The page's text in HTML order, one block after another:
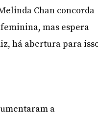
Chan concorda
mas espera
há abertura para
a